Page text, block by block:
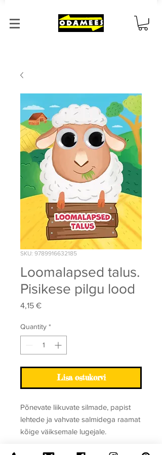
SKU: 9789916632185
Loomalapsed talus.
Pisikese pilgu lood
4,15 €Price
Quantity *
Lisa ostukorvi
Põnevate liikuvate silmade, papist
lehtede ja vahvate salmidega raamat
kõige väiksemale lugejale.